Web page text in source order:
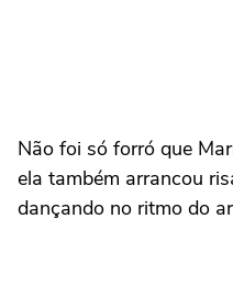
Não foi só forró que
ela também arrancou
dançando no ritmo do